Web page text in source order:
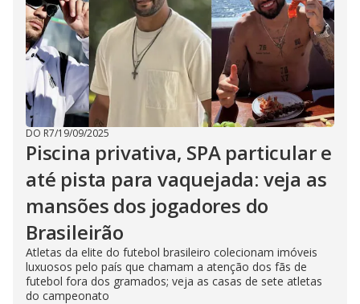
DO R7/19/09/2025
Piscina privativa, SPA particular e
até pista para vaquejada: veja as
mansões dos jogadores do
Brasileirão
Atletas da elite do futebol brasileiro colecionam imóveis
luxuosos pelo país que chamam a atenção dos fãs de
futebol fora dos gramados; veja as casas de sete atletas
do campeonato